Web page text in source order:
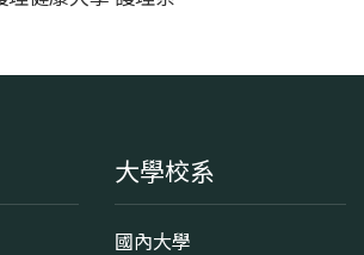
大學校系
國內大學